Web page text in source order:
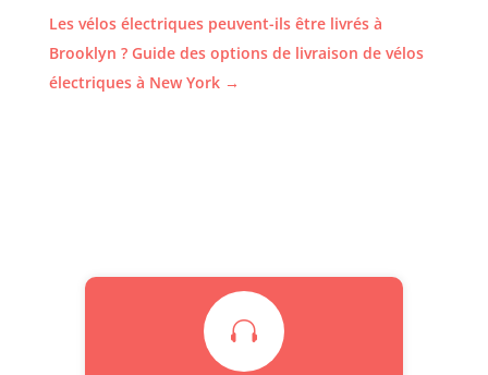
Les vélos électriques peuvent-ils être livrés à
Brooklyn ? Guide des options de livraison de vélos
électriques à New York→
